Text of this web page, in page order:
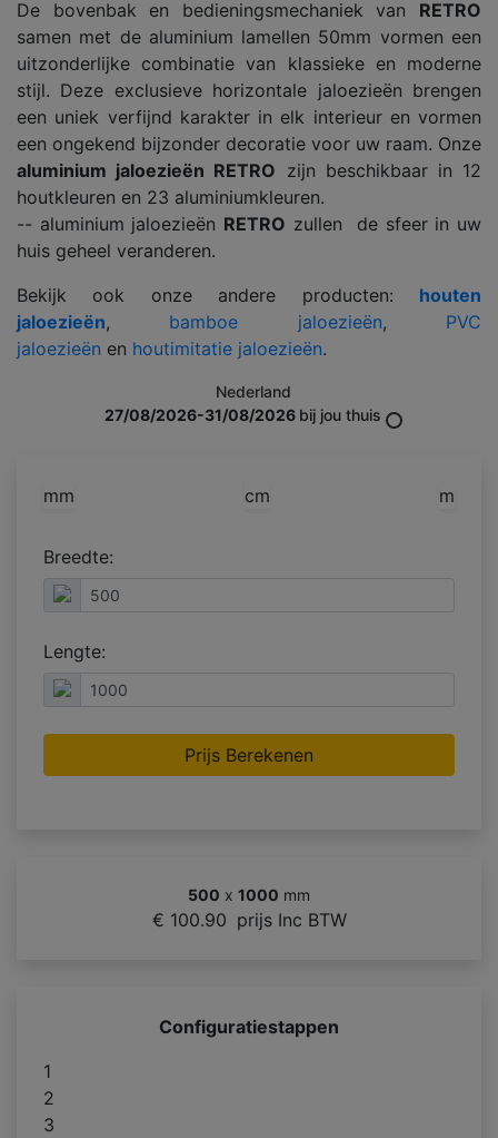
De bovenbak en bedieningsmechaniek van RETRO
samen met de aluminium lamellen 50mm vormen een
uitzonderlijke combinatie van klassieke en moderne
stijl. Deze exclusieve horizontale jaloezieën brengen
een uniek verfijnd karakter in elk interieur en vormen
een ongekend bijzonder decoratie voor uw raam. Onze
aluminium jaloezieën RETRO zijn beschikbaar in 12
houtkleuren en 23 aluminiumkleuren.
-- aluminium jaloezieën RETRO zullen de sfeer in uw
huis geheel veranderen.
Bekijk ook onze andere producten: houten
jaloezieën, bamboe jaloezieën, PVC
jaloezieën en houtimitatie jaloezieën.
Nederland
27/08/2026-31/08/2026 bij jou thuis
mm cm m
Breedte:
Lengte:
Prijs Berekenen
500 x 1000 mm
€ 100.90 prijs Inc BTW
Configuratiestappen
1
2
3